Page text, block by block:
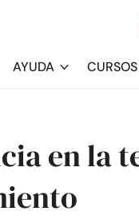
AYUDA CURSOS
en la